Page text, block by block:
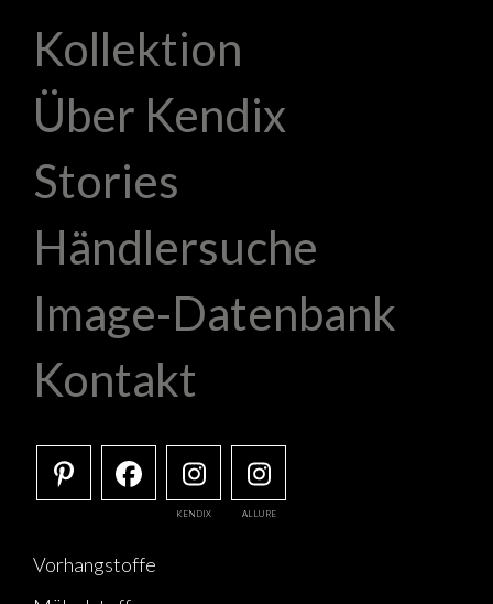
Kollektion
Über Kendix
Stories
Händlersuche
Image-Datenbank
Kontakt
KENDIX ALLURE
Vorhangstoffe